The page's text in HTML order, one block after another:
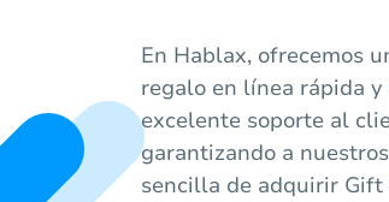
En Hablax, ofrecemos
regalo en línea rápida
excelente soporte al
garantizando a
sencilla de adquirir Gift